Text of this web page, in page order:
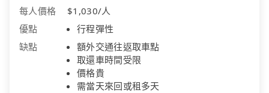
每人價格
$1,030/人
優點
行程彈性
缺點
額外交通往返取車點
取還車時間受限
價格貴
需當天來回或租多天